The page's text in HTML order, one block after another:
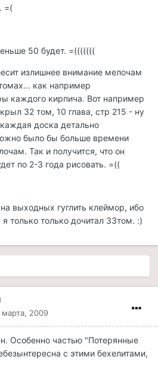
=(
50 будет. =(((((((
излишнее внимание мелочам
как например
каждого кирпича. Вот например
32 том, 10 глава, стр 215 - ну
доска детально
было бы больше времени
Так и получится, что он
по 2-3 года рисовать. =((
выходных гуглить клеймор, ибо
только только дочитал 33том. :)
марта, 2009
Особенно частью "Потерянные
с этими бехелитами,